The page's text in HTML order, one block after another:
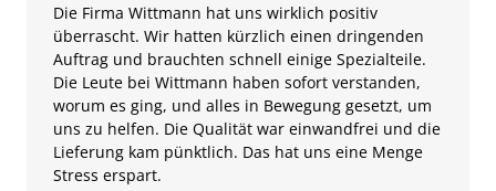
Die Firma Wittmann hat uns wirklich positiv
überrascht. Wir hatten kürzlich einen dringenden
Auftrag und brauchten schnell einige Spezialteile.
Die Leute bei Wittmann haben sofort verstanden,
worum es ging, und alles in Bewegung gesetzt, um
uns zu helfen. Die Qualität war einwandfrei und die
Lieferung kam pünktlich. Das hat uns eine Menge
Stress erspart.